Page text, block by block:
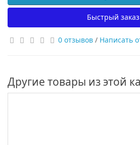
Быстрый заказ
0 отзывов / Написать
Другие товары из этой